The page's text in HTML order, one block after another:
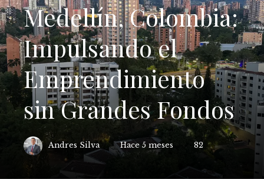
Medellín, Colombia:
Impulsando el
Emprendimiento
sin Grandes Fondos
Andres Silva Hace 5 meses 82